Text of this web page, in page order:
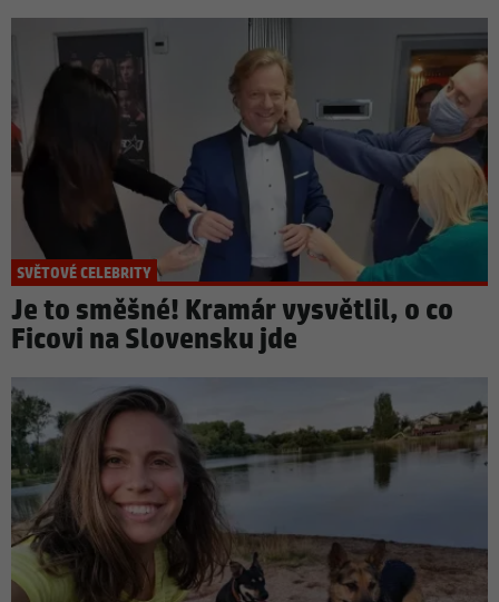
SVĚTOVÉ CELEBRITY
Je to směšné! Kramár vysvětlil, o co
Ficovi na Slovensku jde